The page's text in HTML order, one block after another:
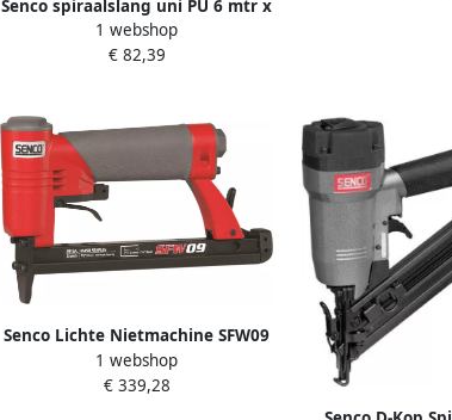
Senco spiraalslang uni PU 6 mtr x
10 0 mm. 4000620
1 webshop
€ 82,39
Senco Lichte Nietmachine SFW09
F 4C2041N
1 webshop
€ 339,28